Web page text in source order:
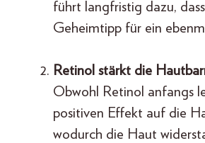
führt langfristig dazu,
Geheimtipp für ein
Retinol stärkt die
Obwohl Retinol anfangs
positiven Effekt auf die
wodurch die Haut